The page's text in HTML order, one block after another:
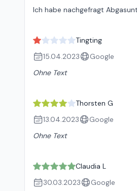
Ich habe nachgefragt
Tingting
15.04.2023
Google
Ohne Text
Thorsten G
13.04.2023
Google
Ohne Text
Claudia L
30.03.2023
Google